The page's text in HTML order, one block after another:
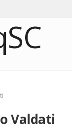
Valdati